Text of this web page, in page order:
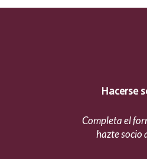
Hacerse
Completa el
hazte socio